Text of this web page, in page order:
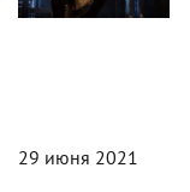
29 июня 2021